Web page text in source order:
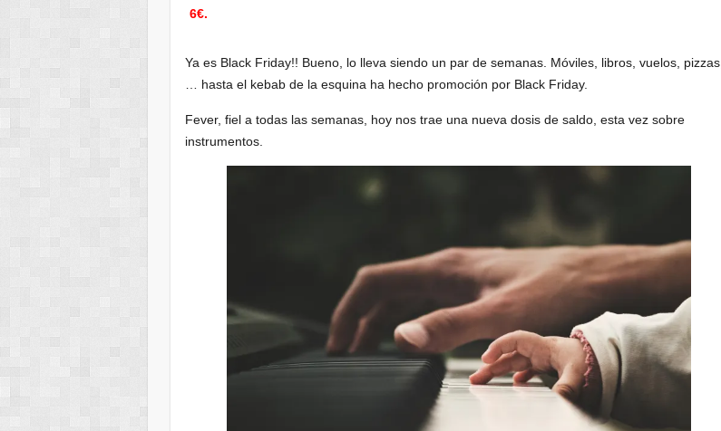
6€.
Ya es Black Friday!! Bueno, lo lleva siendo un par de semanas. Móviles, libros, vuelos, pizzas,
… hasta el kebab de la esquina ha hecho promoción por Black Friday.
Fever, fiel a todas las semanas, hoy nos trae una nueva dosis de saldo, esta vez sobre
instrumentos.